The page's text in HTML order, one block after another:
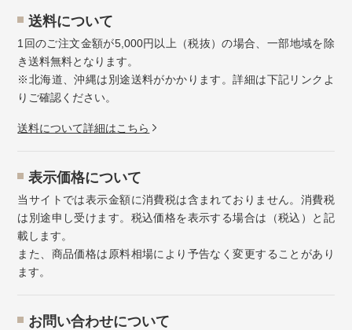
送料について
1回のご注文金額が5,000円以上（税抜）の場合、一部地域を除
き送料無料となります。
※北海道、沖縄は別途送料がかかります。詳細は下記リンクよ
りご確認ください。
送料について詳細はこちら
表示価格について
当サイトでは表示金額に消費税は含まれておりません。消費税
は別途申し受けます。税込価格を表示する場合は（税込）と記
載します。
また、商品価格は原料相場により予告なく変更することがあり
ます。
お問い合わせについて